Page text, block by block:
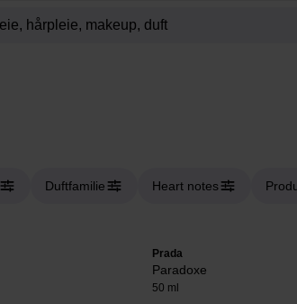
Duftfamilie Heart notes
Prada
Paradoxe
50 ml